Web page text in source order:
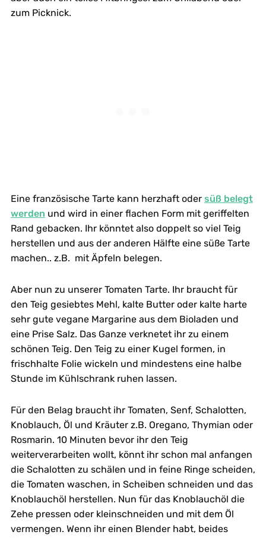
zum Picknick.
Eine französische Tarte kann herzhaft oder süß belegt
werden und wird in einer flachen Form mit geriffelten
Rand gebacken. Ihr könntet also doppelt so viel Teig
herstellen und aus der anderen Hälfte eine süße Tarte
machen.. z.B. mit Äpfeln belegen.
Aber nun zu unserer Tomaten Tarte. Ihr braucht für
den Teig gesiebtes Mehl, kalte Butter oder kalte harte
sehr gute vegane Margarine aus dem Bioladen und
eine Prise Salz. Das Ganze verknetet ihr zu einem
schönen Teig. Den Teig zu einer Kugel formen, in
frischhalte Folie wickeln und mindestens eine halbe
Stunde im Kühlschrank ruhen lassen.
Für den Belag braucht ihr Tomaten, Senf, Schalotten,
Knoblauch, Öl und Kräuter z.B. Oregano, Thymian oder
Rosmarin. 10 Minuten bevor ihr den Teig
weiterverarbeiten wollt, könnt ihr schon mal anfangen
die Schalotten zu schälen und in feine Ringe scheiden,
die Tomaten waschen, in Scheiben schneiden und das
Knoblauchöl herstellen. Nun für das Knoblauchöl die
Zehe pressen oder kleinschneiden und mit dem Öl
vermengen. Wenn ihr einen Blender habt, beides